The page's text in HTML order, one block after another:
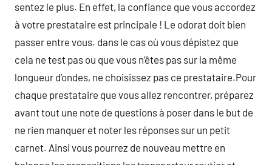
sentez le plus. En effet, la confiance que vous accordez
à votre prestataire est principale ! Le odorat doit bien
passer entre vous. dans le cas où vous dépistez que
cela ne test pas ou que vous n’êtes pas sur la même
longueur d’ondes, ne choisissez pas ce prestataire.Pour
chaque prestataire que vous allez rencontrer, préparez
avant tout une note de questions à poser dans le but de
ne rien manquer et noter les réponses sur un petit
carnet. Ainsi vous pourrez de nouveau mettre en